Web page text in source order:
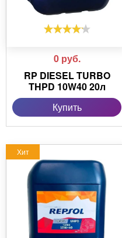
0 руб.
RP DIESEL TURBO
THPD 10W40 20л
Купить
Хит